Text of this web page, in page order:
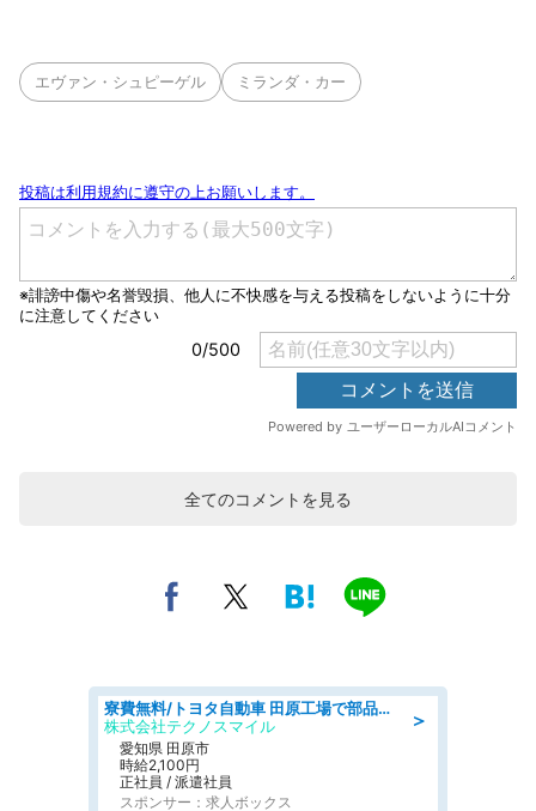
エヴァン・シュピーゲル ミランダ・カー
全てのコメントを見る
＞
寮費無料/トヨタ自動車 田原工場で部品の組立製造/tutumi
株式会社テクノスマイル
愛知県 田原市
時給2,100円
正社員 / 派遣社員
スポンサー：求人ボックス